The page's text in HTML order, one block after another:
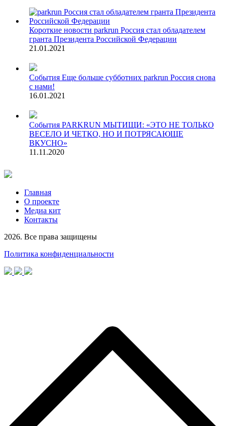
Короткие новости parkrun Россия стал обладателем
гранта Президента Российской Федерации
21.01.2021
События Еще больше субботних parkrun Россия снова
с нами!
16.01.2021
События PARKRUN МЫТИЩИ: «ЭТО НЕ ТОЛЬКО
ВЕСЕЛО И ЧЕТКО, НО И ПОТРЯСАЮЩЕ
ВКУСНО»
11.11.2020
Главная
О проекте
Медиа кит
Контакты
2026. Все права защищены
Политика конфиденциальности